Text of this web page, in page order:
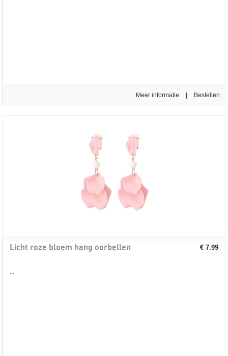
Meer informatie |
Licht roze bloem hang oorbellen € 7.99